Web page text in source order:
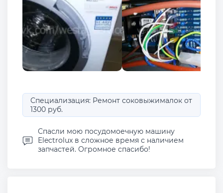
Специализация: Ремонт соковыжималок от
1300 руб.
Спасли мою посудомоечную машину
Electrolux в сложное время с наличием
запчастей. Огромное спасибо!